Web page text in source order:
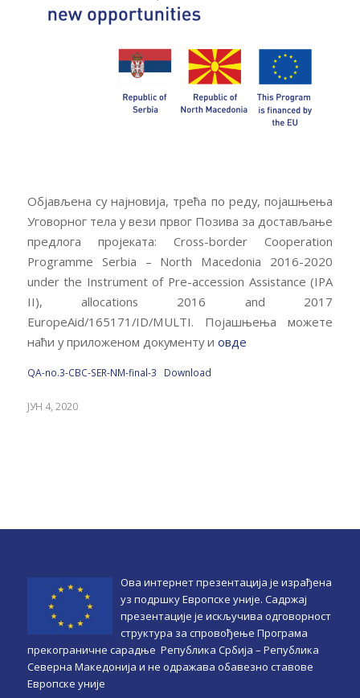
Објављена су најновија, трећа по реду, појашњења
Уговорног тела у вези првог Позива за достављање
предлога пројеката: Cross-border Cooperation
Programme Serbia – North Macedonia 2016-2020
under the Instrument of Pre-accession Assistance (IPA
II), allocations 2016 and 2017
EuropeAid/165171/ID/MULTI. Појашњења можете
наћи у приложеном документу и овде
QA-no.3-CBC-SER-NM-final-3 Download
ЈУН 4, 2020
Ова интернет презентација је израђена
уз подршку Европске уније. Садржај
презентације је искључива одговорност
структура за спровођење Програма
прекограничне сарадње Република Србијa – Република
Северна Македонија и не одражава обавезно ставове
Европске уније